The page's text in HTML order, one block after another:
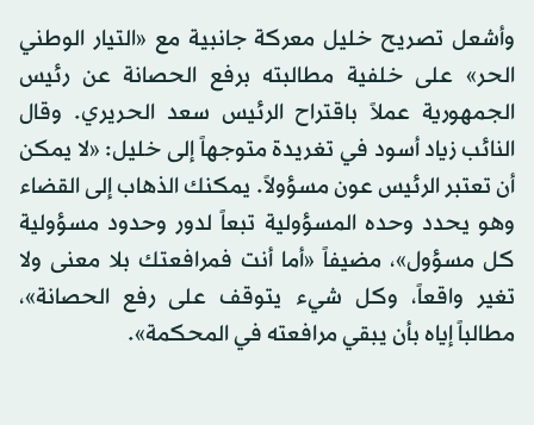
وأشعل تصريح خليل معركة جانبية مع «التيار الوطني
الحر» على خلفية مطالبته برفع الحصانة عن رئيس
الجمهورية عملاً باقتراح الرئيس سعد الحريري. وقال
النائب زياد أسود في تغريدة متوجهاً إلى خليل: «لا يمكن
أن تعتبر الرئيس عون مسؤولاً. يمكنك الذهاب إلى القضاء
وهو يحدد وحده المسؤولية تبعاً لدور وحدود مسؤولية
كل مسؤول»، مضيفاً «أما أنت فمرافعتك بلا معنى ولا
تغير واقعاً، وكل شيء يتوقف على رفع الحصانة»،
مطالباً إياه بأن يبقي مرافعته في المحكمة».